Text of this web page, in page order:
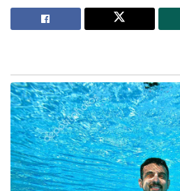
അറിഞ്ഞതെന്നും, ഇന്ത്യ
ഭൂമി കയ്യേറിയിട്ടുണ്ടെന്നും
പറഞ്ഞു. പ്രതിപക്ഷ
വിദഗ്ധരും ഈ പ്രസ്താവനയെ
കൂടിയാണ് നേരിട്ടത്. ഈ
നിലപാടിനെ
തെളിവ് ഹാജരാക്കണമെന്നും
പിൻവലിക്കണമെന്നും